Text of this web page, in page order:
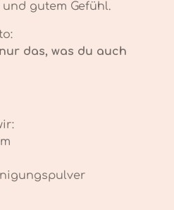
gutem Gefühl.
das, was du auch